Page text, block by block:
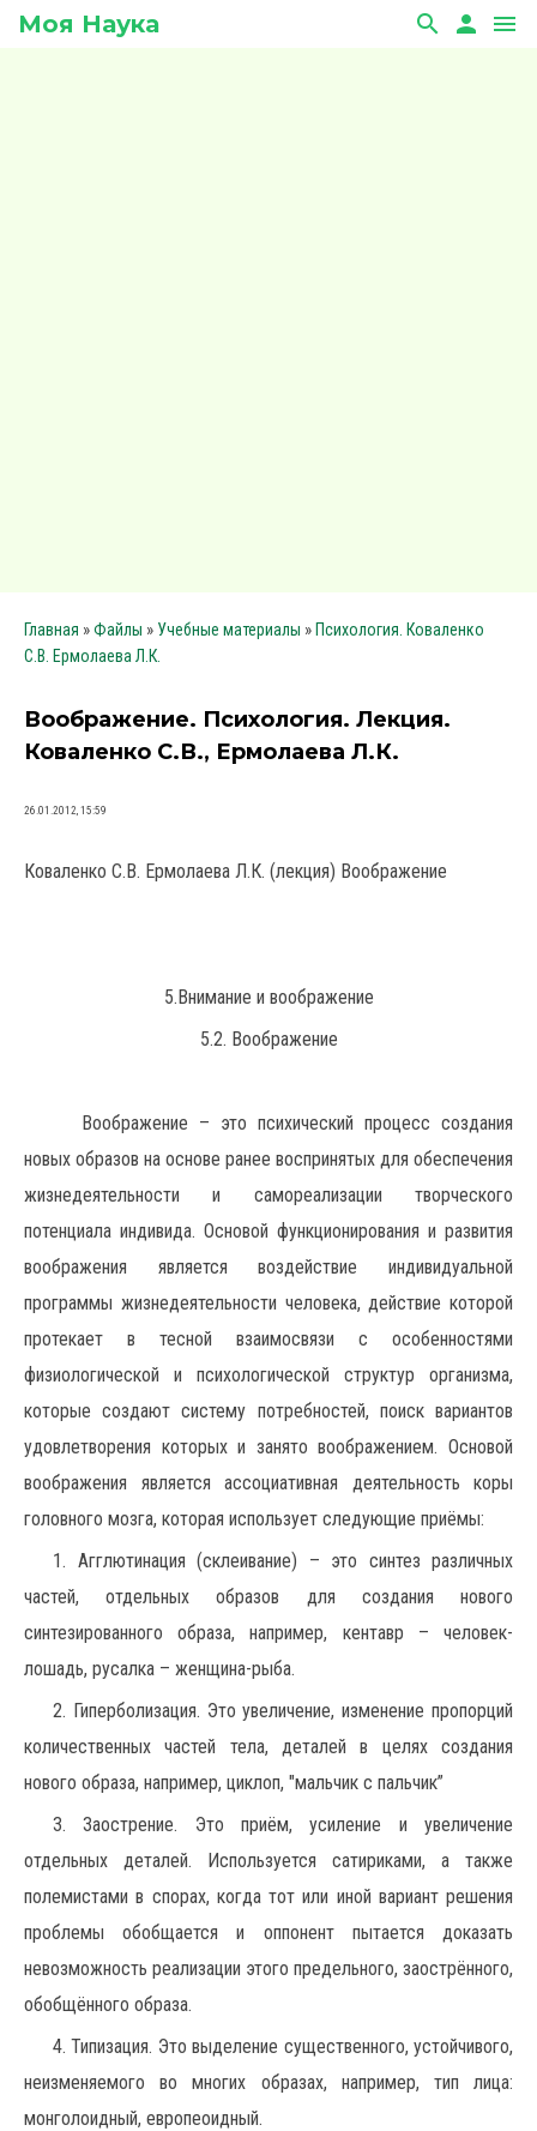
Моя Наука search person menu
Главная »Файлы » Учебные материалы » Психология. Коваленко
С.В. Ермолаева Л.К.
Воображение. Психология. Лекция.
Коваленко С.В., Ермолаева Л.К.
26.01.2012, 15:59
Коваленко С.В. Ермолаева Л.К. (лекция) Воображение
5.Внимание и воображение
5.2. Воображение
Воображение – это психический процесс создания
новых образов на основе ранее воспринятых для обеспечения
жизнедеятельности и самореализации творческого
потенциала индивида. Основой функционирования и развития
воображения является воздействие индивидуальной
программы жизнедеятельности человека, действие которой
протекает в тесной взаимосвязи с особенностями
физиологической и психологической структур организма,
которые создают систему потребностей, поиск вариантов
удовлетворения которых и занято воображением. Основой
воображения является ассоциативная деятельность коры
головного мозга, которая использует следующие приёмы:
1. Агглютинация (склеивание) – это синтез различных
частей, отдельных образов для создания нового
синтезированного образа, например, кентавр – человек-
лошадь, русалка – женщина-рыба.
2. Гиперболизация. Это увеличение, изменение пропорций
количественных частей тела, деталей в целях создания
нового образа, например, циклоп, "мальчик с пальчик”
3. Заострение. Это приём, усиление и увеличение
отдельных деталей. Используется сатириками, а также
полемистами в спорах, когда тот или иной вариант решения
проблемы обобщается и оппонент пытается доказать
невозможность реализации этого предельного, заострённого,
обобщённого образа.
4. Типизация. Это выделение существенного, устойчивого,
неизменяемого во многих образах, например, тип лица:
монголоидный, европеоидный.